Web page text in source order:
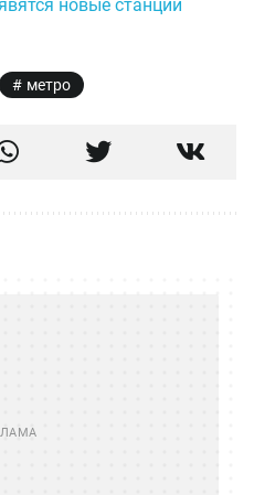
новые станции
метро